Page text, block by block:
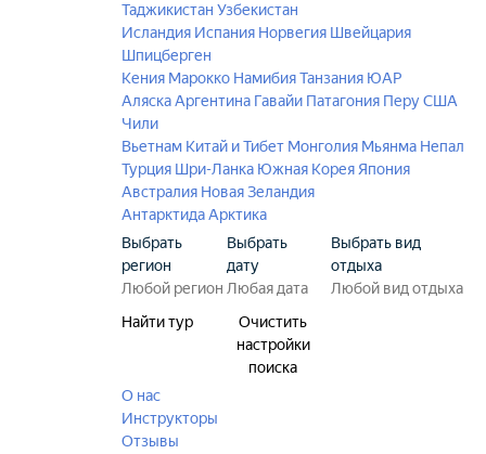
Таджикистан Узбекистан
Исландия Испания Норвегия Швейцария
Шпицберген
Кения Марокко НамибияТанзания ЮАР
АляскаАргентина Гавайи Патагония Перу США
Чили
Вьетнам Китай и Тибет Монголия Мьянма Непал
Турция Шри-Ланка Южная Корея Япония
Австралия Новая Зеландия
АнтарктидаАрктика
Выбрать
регион
Выбрать
дату
Выбрать вид
отдыха
Найти тур
Очистить
настройки
поиска
О нас
Инструкторы
Отзывы